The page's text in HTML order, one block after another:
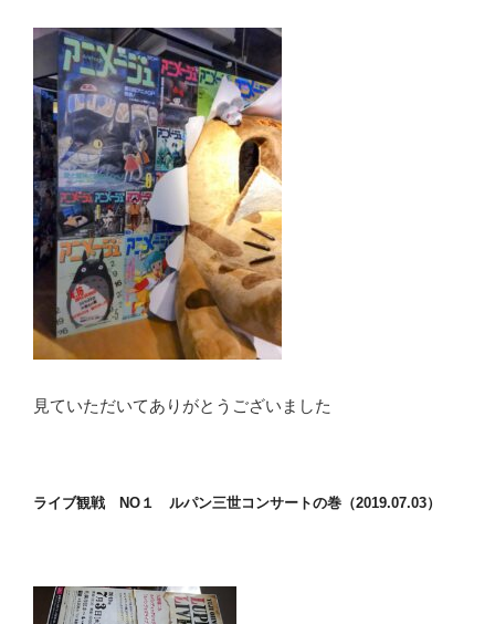
見ていただいてありがとうございました
ライブ観戦 NO１ ルパン三世コンサートの巻（2019.07.03）